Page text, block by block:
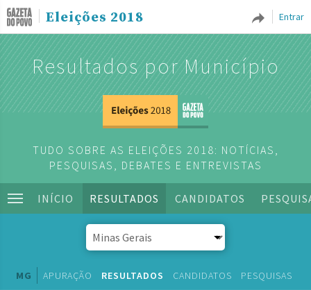
Entrar
Eleições 2018
Resultados por Município
TUDO SOBRE AS ELEIÇÕES 2018: NOTÍCIAS,
PESQUISAS, DEBATES E ENTREVISTAS
INÍCIO RESULTADOS CANDIDATOS
MG APURAÇÃO RESULTADOS CANDIDATOS PESQUISAS